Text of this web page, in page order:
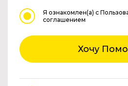
Я ознакомлен(а) с
соглашением
Хочу